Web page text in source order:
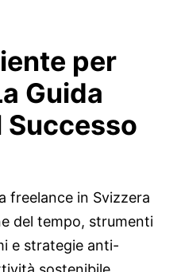
per
Guida
Successo
freelance in Svizzera
del tempo, strumenti
e strategie anti-